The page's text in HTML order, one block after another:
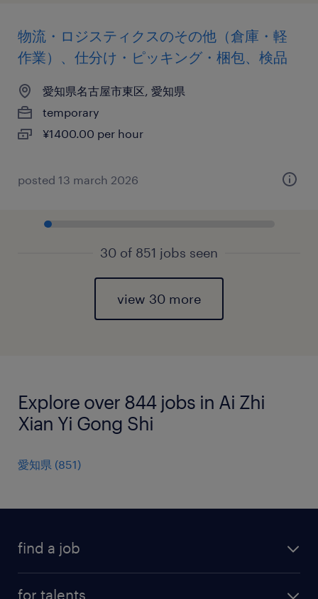
物流・ロジスティクスのその他（倉庫・軽
作業）、仕分け・ピッキング・梱包、検品
愛知県名古屋市東区, 愛知県
temporary
¥1400.00 per hour
posted 13 march 2026
30 of 851 jobs seen
view 30 more
Explore over 844 jobs in Ai Zhi
Xian Yi Gong Shi
愛知県 (851)
find a job
for talents